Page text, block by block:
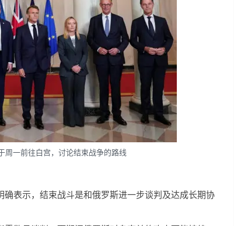
周一前往白宫，讨论结束战争的路线
表示，结束战斗是和俄罗斯进一步谈判及达成长期协